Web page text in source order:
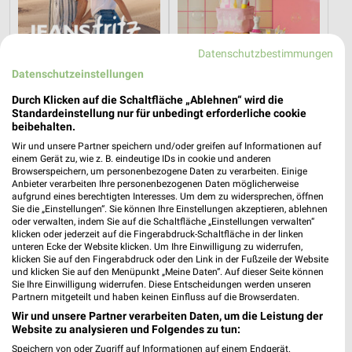
4 km
Summer Days
Gültig bis Di. 01.09.
12,7 km
Alpaka cleaning collection
Gültig bis Di. 01.09.
NKD Kik
Datenschutzbestimmungen
Datenschutzeinstellungen
Durch Klicken auf die Schaltfläche „Ablehnen“ wird die
Standardeinstellung nur für unbedingt erforderliche cookie
beibehalten.
Wir und unsere Partner speichern und/oder greifen auf Informationen auf
einem Gerät zu, wie z. B. eindeutige IDs in cookie und anderen
Browserspeichern, um personenbezogene Daten zu verarbeiten. Einige
Anbieter verarbeiten Ihre personenbezogenen Daten möglicherweise
aufgrund eines berechtigten Interesses. Um dem zu widersprechen, öffnen
Sie die „Einstellungen“. Sie können Ihre Einstellungen akzeptieren, ablehnen
oder verwalten, indem Sie auf die Schaltfläche „Einstellungen verwalten“
klicken oder jederzeit auf die Fingerabdruck-Schaltfläche in der linken
unteren Ecke der Website klicken. Um Ihre Einwilligung zu widerrufen,
klicken Sie auf den Fingerabdruck oder den Link in der Fußzeile der Website
und klicken Sie auf den Menüpunkt „Meine Daten“. Auf dieser Seite können
Sie Ihre Einwilligung widerrufen. Diese Entscheidungen werden unseren
Partnern mitgeteilt und haben keinen Einfluss auf die Browserdaten.
Wir und unsere Partner verarbeiten Daten, um die Leistung der
Website zu analysieren und Folgendes zu tun:
Speichern von oder Zugriff auf Informationen auf einem Endgerät.